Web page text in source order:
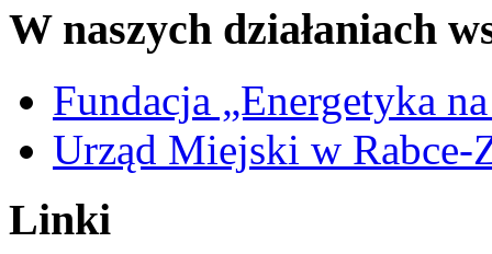
W naszych działaniach
Fundacja „Energetyka
Urząd Miejski w Rabce-
Linki